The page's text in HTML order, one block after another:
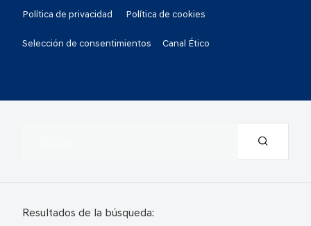
Política de privacidad Política de cookies
Selección de consentimientos Canal Ético
Resultados de la búsqueda: